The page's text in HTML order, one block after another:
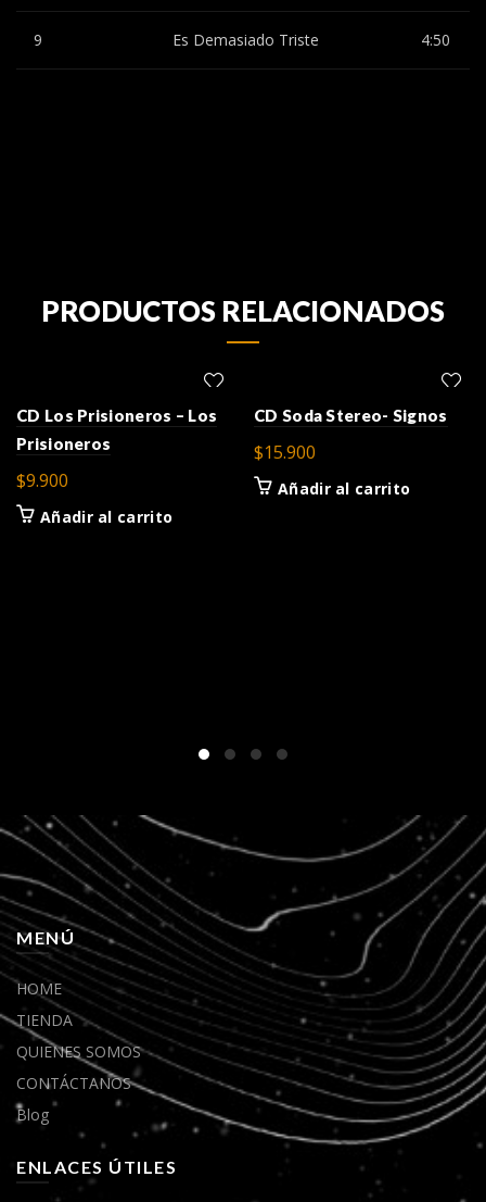
9 Es Demasiado Triste 4:50
PRODUCTOS RELACIONADOS
CD Los Prisioneros – Los
Prisioneros
$9.900
Añadir al carrito
CD Soda Stereo- Signos
$15.900
Añadir al carrito
MENÚ
HOME
TIENDA
QUIENES SOMOS
CONTÁCTANOS
Blog
ENLACES ÚTILES